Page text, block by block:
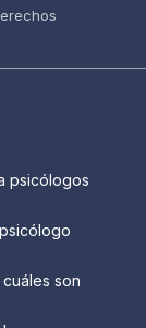
psicólogos
son